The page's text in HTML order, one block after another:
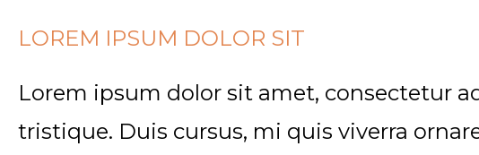
LOREM IPSUM DOLOR SIT
Lorem ipsum dolor sit amet, consectetur
tristique. Duis cursus, mi quis viverra